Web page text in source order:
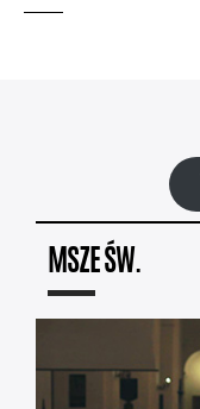
MSZE ŚW.